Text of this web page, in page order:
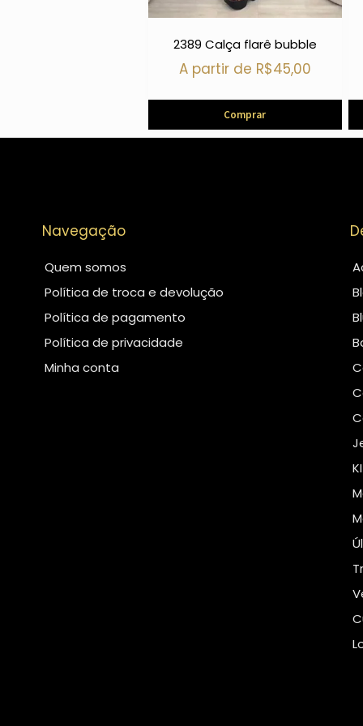
2389 Calça flarê bubble
A partir de R$45,00
Comprar
Navegação
Quem somos
Política de troca e devolução
Política de pagamento
Política de privacidade
Minha conta